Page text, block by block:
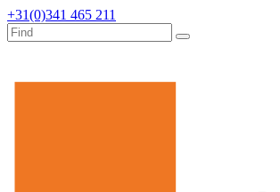
+31(0)341 465 211